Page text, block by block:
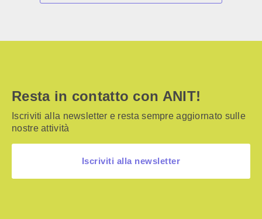
Resta in contatto con ANIT!
Iscriviti alla newsletter e resta sempre aggiornato sulle
nostre attività
Iscriviti alla newsletter